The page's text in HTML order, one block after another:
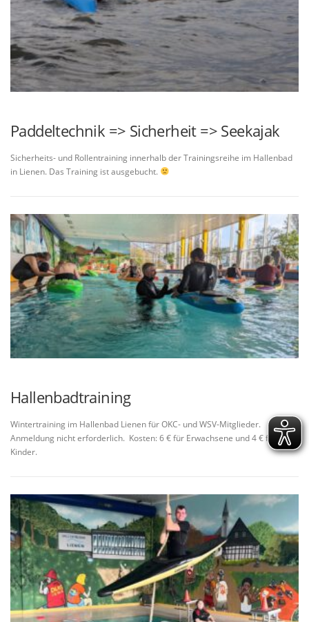
Paddeltechnik => Sicherheit => Seekajak
Sicherheits- und Rollentraining innerhalb der Trainingsreihe im Hallenbad
in Lienen. Das Training ist ausgebucht.
Hallenbadtraining
Wintertraining im Hallenbad Lienen für OKC- und WSV-Mitglieder.
Anmeldung nicht erforderlich. Kosten: 6 € für Erwachsene und 4 € für
Kinder.